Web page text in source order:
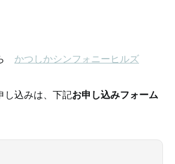
かつしかシンフォニーヒルズ
し込みは、下記お申し込みフォーム